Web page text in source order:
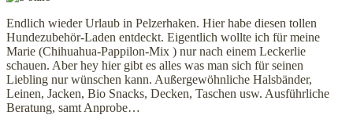
Endlich wieder Urlaub in Pelzerhaken. Hier habe diesen tollen
Hundezubehör-Laden entdeckt. Eigentlich wollte ich für meine
Marie (Chihuahua-Pappilon-Mix ) nur nach einem Leckerlie
schauen. Aber hey hier gibt es alles was man sich für seinen
Liebling nur wünschen kann. Außergewöhnliche Halsbänder,
Leinen, Jacken, Bio Snacks, Decken, Taschen usw. Ausführliche
Beratung, samt Anprobe…